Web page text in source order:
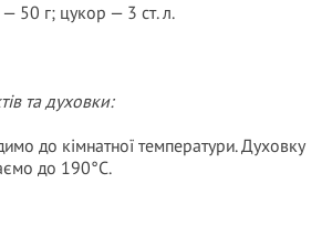
50 г; цукор — 3 ст. л.
та духовки:
до кімнатної температури. Духовку
до 190°C.